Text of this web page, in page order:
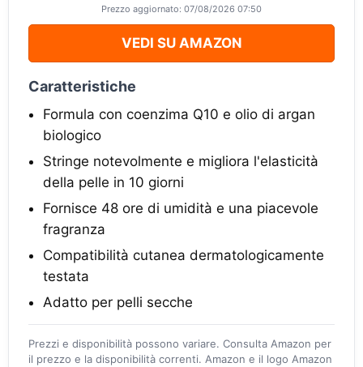
Prezzo aggiornato: 07/08/2026 07:50
VEDI SU AMAZON
Caratteristiche
Formula con coenzima Q10 e olio di argan
biologico
Stringe notevolmente e migliora l'elasticità
della pelle in 10 giorni
Fornisce 48 ore di umidità e una piacevole
fragranza
Compatibilità cutanea dermatologicamente
testata
Adatto per pelli secche
Prezzi e disponibilità possono variare. Consulta Amazon per
il prezzo e la disponibilità correnti. Amazon e il logo Amazon